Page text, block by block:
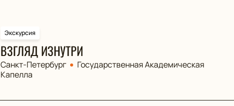
Экскурсия
ВЗГЛЯД ИЗНУТРИ
Санкт-Петербург
Государственная Академическая
Капелла